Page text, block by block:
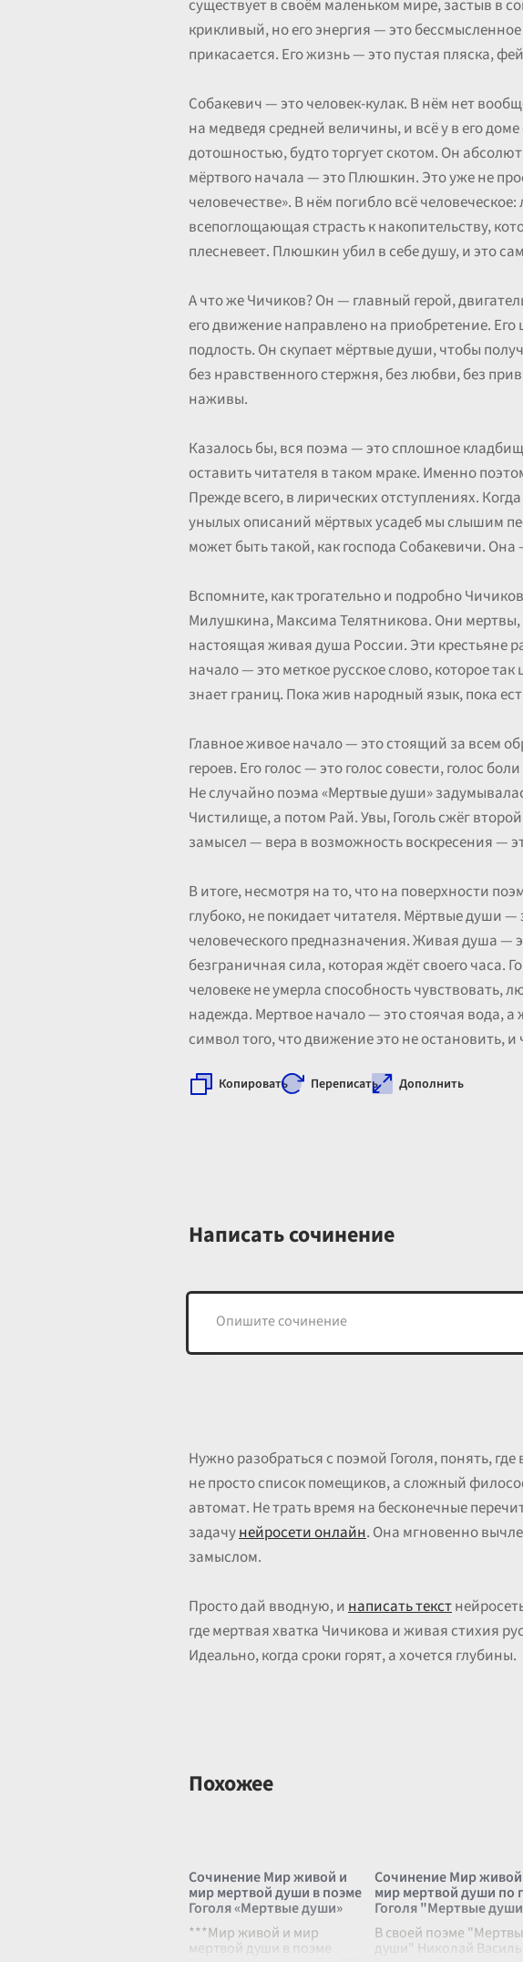
существует в своём маленьком мире, застыв в
крикливый, но его энергия — это
прикасается. Его жизнь — это пустая пляска,
Собакевич — это человек-кулак. В нём нет
на медведя средней величины, и всё у в его
дотошностью, будто торгует скотом. Он
мёртвого начала — это Плюшкин. Это уже не
человечестве». В нём погибло всё
всепоглощающая страсть к накопительству,
плесневеет. Плюшкин убил в себе душу, и это
А что же Чичиков? Он — главный герой,
его движение направлено на приобретение.
подлость. Он скупает мёртвые души, чтобы
без нравственного стержня, без любви, без
наживы.
Казалось бы, вся поэма — это сплошное
оставить читателя в таком мраке. Именно
Прежде всего, в лирических отступлениях.
унылых описаний мёртвых усадеб мы слышим
может быть такой, как господа Собакевичи.
Вспомните, как трогательно и подробно
Милушкина, Максима Телятникова. Они
настоящая живая душа России. Эти крестьяне
начало — это меткое русское слово, которое
знает границ. Пока жив народный язык, пока
Главное живое начало — это стоящий за всем
героев. Его голос — это голос совести, голос
Не случайно поэма «Мертвые души»
Чистилище, а потом Рай. Увы, Гоголь сжёг
замысел — вера в возможность воскресения —
В итоге, несмотря на то, что на поверхности
глубоко, не покидает читателя. Мёртвые души
человеческого предназначения. Живая душа —
безграничная сила, которая ждёт своего часа.
человеке не умерла способность чувствовать,
надежда. Мертвое начало — это стоячая вода,
символ того, что движение это не остановить,
Копировать Переписать Дополнить
Написать сочинение
Нужно разобраться с поэмой Гоголя, понять,
не просто список помещиков, а сложный
автомат. Не трать время на бесконечные
задачунейросети онлайн. Она мгновенно
замыслом.
Просто дай вводную, инаписать текст
где мертвая хватка Чичикова и живая стихия
Идеально, когда сроки горят, а хочется глубины.
Похожее
Сочинение Мир живой и
мир мертвой души в поэме
Гоголя «Мертвые души»
***Мир живой и мир
мертвой души в поэме
Сочинение Мир
мир мертвой души по
Гоголя "Мертвые
В своей поэме
души" Николай